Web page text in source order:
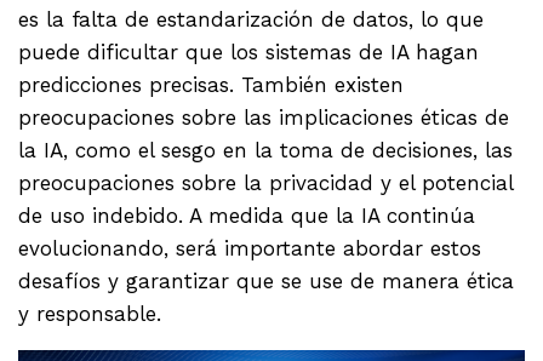
es la falta de estandarización de datos, lo que
puede dificultar que los sistemas de IA hagan
predicciones precisas. También existen
preocupaciones sobre las implicaciones éticas de
la IA, como el sesgo en la toma de decisiones, las
preocupaciones sobre la privacidad y el potencial
de uso indebido. A medida que la IA continúa
evolucionando, será importante abordar estos
desafíos y garantizar que se use de manera ética
y responsable.